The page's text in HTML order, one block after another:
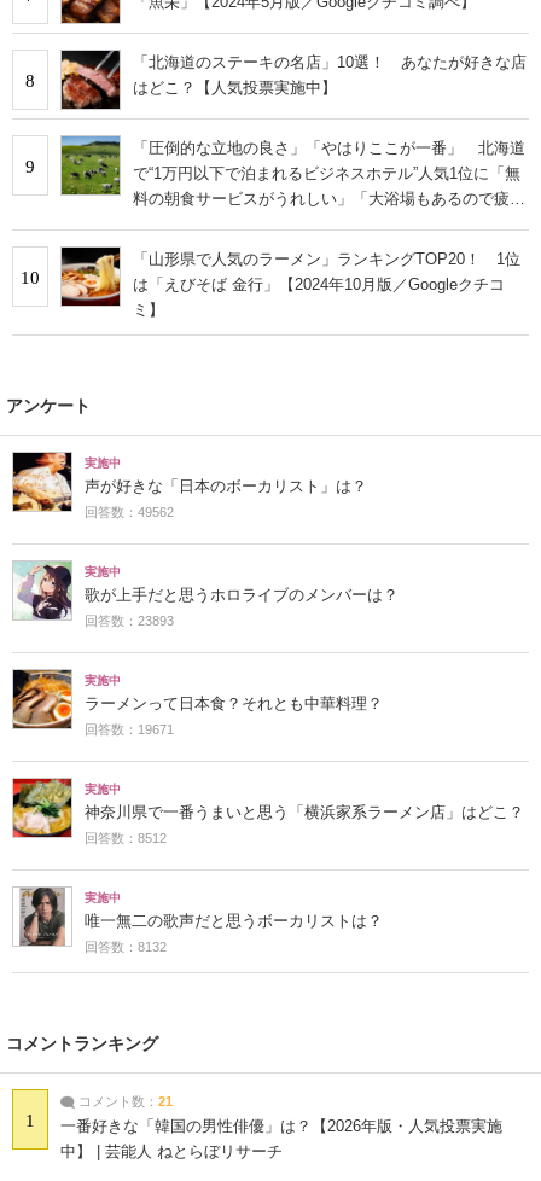
8
「北海道のステーキの名店」10選！ あなたが好きな店
はどこ？【人気投票実施中】
9
「圧倒的な立地の良さ」「やはりここが一番」 北海道
で“1万円以下で泊まれるビジネスホテル”人気1位に「無
料の朝食サービスがうれしい」「大浴場もあるので疲れ
10
「山形県で人気のラーメン」ランキングTOP20！ 1位
は「えびそば 金行」【2024年10月版／Googleクチコ
ミ】
アンケート
実施中
声が好きな「日本のボーカリスト」は？
回答数：49562
実施中
歌が上手だと思うホロライブのメンバーは？
回答数：23893
実施中
ラーメンって日本食？それとも中華料理？
回答数：19671
実施中
神奈川県で一番うまいと思う「横浜家系ラーメン店」はどこ？
回答数：8512
実施中
唯一無二の歌声だと思うボーカリストは？
回答数：8132
コメントランキング
1
コメント数： 21
一番好きな「韓国の男性俳優」は？【2026年版・人気投票実施
中】 | 芸能人 ねとらぼリサーチ